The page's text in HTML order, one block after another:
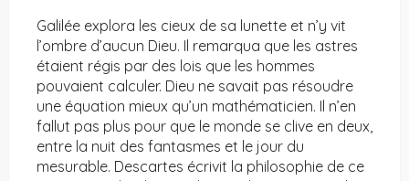
Galilée explora les cieux de sa lunette et n’y vit
l’ombre d’aucun Dieu. Il remarqua que les astres
étaient régis par des lois que les hommes
pouvaient calculer. Dieu ne savait pas résoudre
une équation mieux qu’un mathématicien. Il n’en
fallut pas plus pour que le monde se clive en deux,
entre la nuit des fantasmes et le jour du
mesurable. Descartes écrivit la philosophie de ce